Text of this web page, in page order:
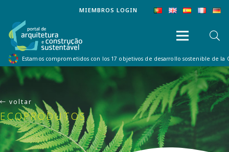
MIEMBROS LOGIN
Estamos comprometidos con los 17 objetivos de desarrollo sostenible de la
voltar
ECOPRODUTOS